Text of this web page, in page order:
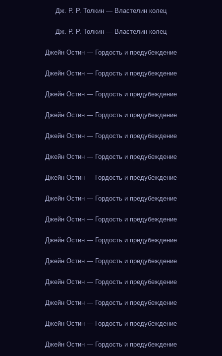
Дж. Р. Р. Толкин — Властелин колец
Дж. Р. Р. Толкин — Властелин колец
Джейн Остин — Гордость и предубеждение
Джейн Остин — Гордость и предубеждение
Джейн Остин — Гордость и предубеждение
Джейн Остин — Гордость и предубеждение
Джейн Остин — Гордость и предубеждение
Джейн Остин — Гордость и предубеждение
Джейн Остин — Гордость и предубеждение
Джейн Остин — Гордость и предубеждение
Джейн Остин — Гордость и предубеждение
Джейн Остин — Гордость и предубеждение
Джейн Остин — Гордость и предубеждение
Джейн Остин — Гордость и предубеждение
Джейн Остин — Гордость и предубеждение
Джейн Остин — Гордость и предубеждение
Джейн Остин — Гордость и предубеждение